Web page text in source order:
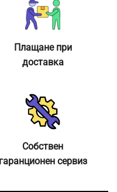
Плащане при
доставка
Собствен
гаранционен сервиз